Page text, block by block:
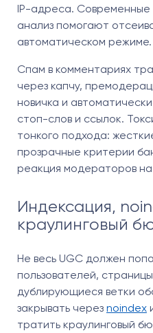
IP-адреса.
анализ помогают
автоматическом режиме.
Спам в комментариях
через капчу,
новичка и
стоп-слов и ссылок.
тонкого подхода:
прозрачные критерии
реакция модераторов
Индексация,
краулинговый
Не весь UGC должен
пользователей,
дублирующиеся ветки
закрывать через noindex
тратить краулинговый